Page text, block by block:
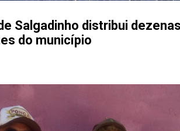
Salgadinho distribui
do município